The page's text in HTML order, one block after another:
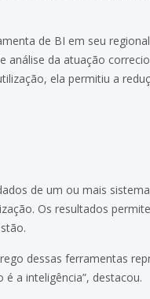
de BI em seu
análise da atuação
ela permitiu a
de um ou mais
Os resultados
dessas ferramentas
a inteligência”, destacou.